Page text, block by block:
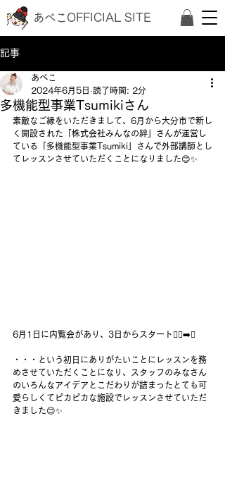
あべこOFFICIAL SITE
記事
多機能型事業Tsumikiさん
あべこ
2024年6月5日 読了時間: 2分
素敵なご縁をいただきまして、6月から大分市で新し
く開設された「株式会社みんなの絆」さんが運営し
ている「多機能型事業Tsumiki」さんで外部講師とし
てレッスンさせていただくことになりました😊✨
6月1日に内覧会があり、3日からスタート🏃‍♂️‍➡️✨
・・・という初日にありがたいことにレッスンを務
めさせていただくことになり、スタッフのみなさん
のいろんなアイデアとこだわりが詰まったとても可
愛らしくてピカピカな施設でレッスンさせていただ
きました😊✨